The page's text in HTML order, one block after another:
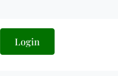
Login